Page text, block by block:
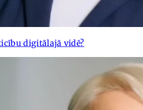
digitālajā vidē?